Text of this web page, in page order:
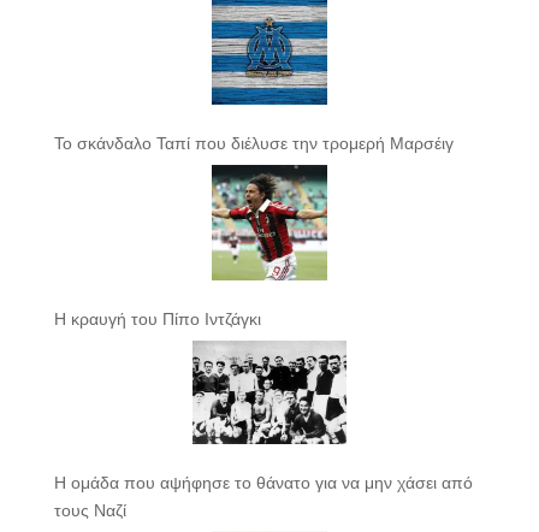
Το σκάνδαλο Ταπί που διέλυσε την τρομερή Μαρσέιγ
Η κραυγή του Πίπο Ιντζάγκι
Η ομάδα που αψήφησε το θάνατο για να μην χάσει από
τους Ναζί